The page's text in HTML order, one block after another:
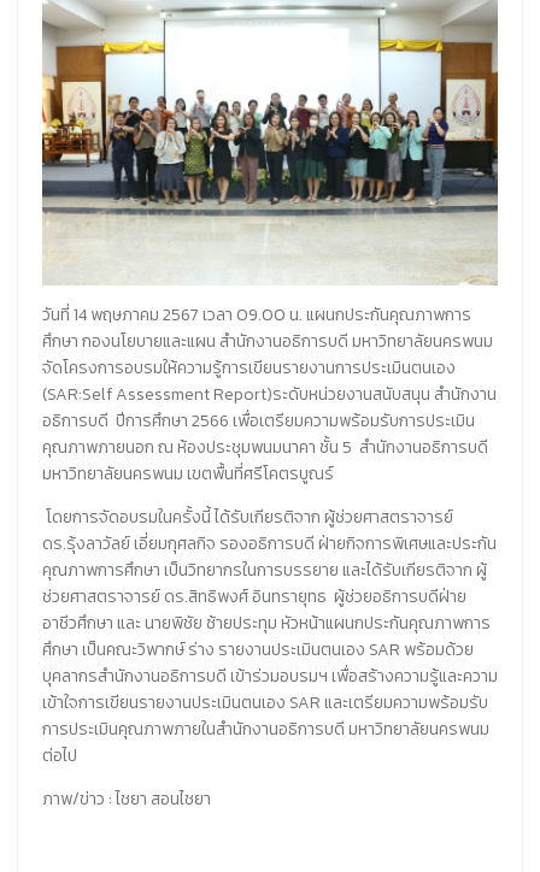
วันที่ 14 พฤษภาคม 2567 เวลา 09.00 น. แผนกประกันคุณภาพการ
ศึกษา กองนโยบายและแผน สำนักงานอธิการบดี มหาวิทยาลัยนครพนม
จัดโครงการอบรมให้ความรู้การเขียนรายงานการประเมินตนเอง
(SAR:Self Assessment Report)ระดับหน่วยงานสนับสนุน สำนักงาน
อธิการบดี ปีการศึกษา 2566 เพื่อเตรียมความพร้อมรับการประเมิน
คุณภาพภายนอก ณ ห้องประชุมพนมนาคา ชั้น 5 สำนักงานอธิการบดี
มหาวิทยาลัยนครพนม เขตพื้นที่ศรีโคตรบูณร์
โดยการจัดอบรมในครั้งนี้ ได้รับเกียรติจาก ผู้ช่วยศาสตราจารย์
ดร.รุ้งลาวัลย์ เอี่ยมกุศลกิจ รองอธิการบดี ฝ่ายกิจการพิเศษและประกัน
คุณภาพการศึกษา เป็นวิทยากรในการบรรยาย และได้รับเกียรติจาก ผู้
ช่วยศาสตราจารย์ ดร.สิทธิพงศ์ อินทรายุทธ ผู้ช่วยอธิการบดีฝ่าย
อาชีวศึกษา และ นายพิชัย ซ้ายประทุม หัวหน้าแผนกประกันคุณภาพการ
ศึกษา เป็นคณะวิพากษ์ ร่าง รายงานประเมินตนเอง SAR พร้อมด้วย
บุคลากรสำนักงานอธิการบดี เข้าร่วมอบรมฯ เพื่อสร้างความรู้และความ
เข้าใจการเขียนรายงานประเมินตนเอง SAR และเตรียมความพร้อมรับ
การประเมินคุณภาพภายในสำนักงานอธิการบดี มหาวิทยาลัยนครพนม
ต่อไป
ภาพ/ข่าว : ไชยา สอนไชยา